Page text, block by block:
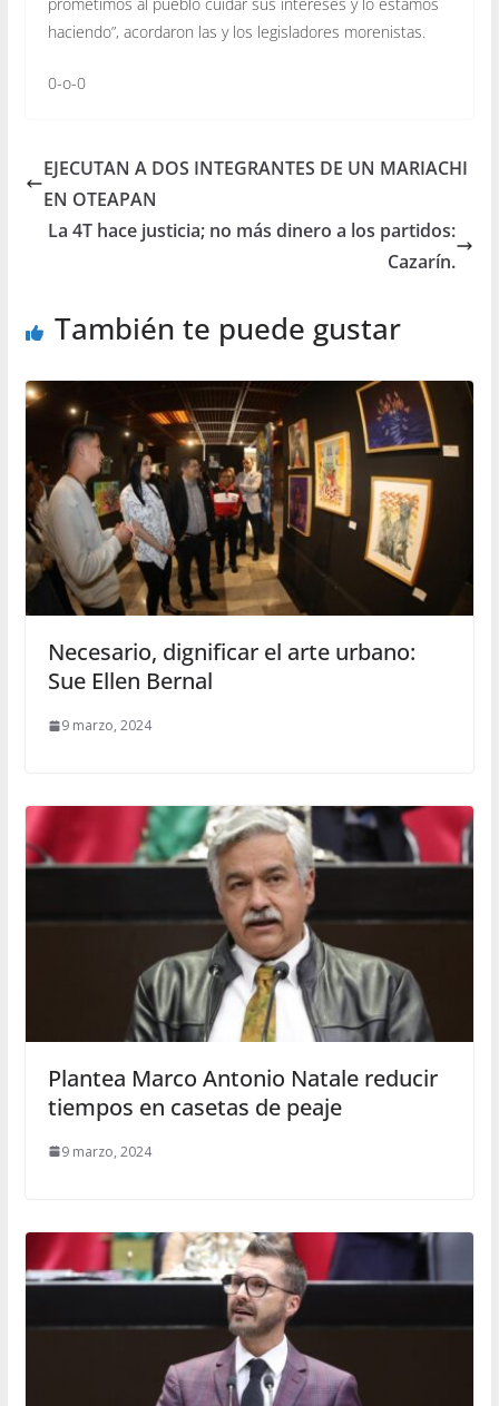
haciendo”, acordaron las y los legisladores morenistas.
0-o-0
EJECUTAN A DOS INTEGRANTES DE UN MARIACHI
EN OTEAPAN
La 4T hace justicia; no más dinero a los partidos:
Cazarín.
También te puede gustar
Necesario, dignificar el arte urbano:
Sue Ellen Bernal
9 marzo, 2024
Plantea Marco Antonio Natale reducir
tiempos en casetas de peaje
9 marzo, 2024